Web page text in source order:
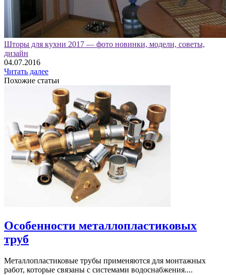
Шторы для кухни 2017 — фото новинки, модели, советы,
дизайн
04.07.2016
Читать далее
Похожие статьи
Особенности металлопластиковых
труб
Металлопластиковые трубы применяются для монтажных
работ, которые связаны с системами водоснабжения....